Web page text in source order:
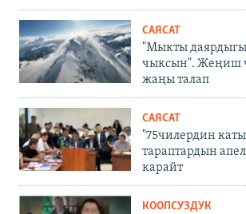
САЯСАТ
"Мыкты даярдыгы
чыксын". Жеңиш
жаңы талап
САЯСАТ
"75чилердин
тараптардын
карайт
КООПСУЗДУК